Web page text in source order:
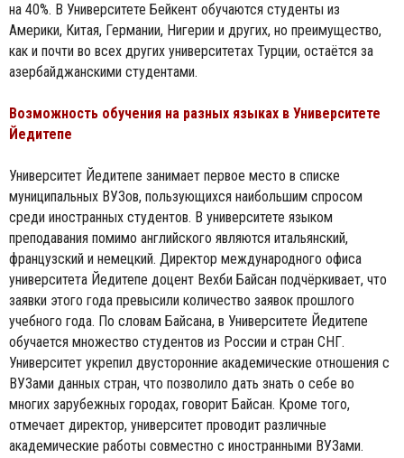
на 40%. В Университете Бейкент обучаются студенты из
Америки, Китая, Германии, Нигерии и других, но преимущество,
как и почти во всех других университетах Турции, остаётся за
азербайджанскими студентами.
Возможность обучения на разных языках в Университете
Йедитепе
Университет Йедитепе занимает первое место в списке
муниципальных ВУЗов, пользующихся наибольшим спросом
среди иностранных студентов. В университете языком
преподавания помимо английского являются итальянский,
французский и немецкий. Директор международного офиса
университета Йедитепе доцент Вехби Байсан подчёркивает, что
заявки этого года превысили количество заявок прошлого
учебного года. По словам Байсана, в Университете Йедитепе
обучается множество студентов из России и стран СНГ.
Университет укрепил двусторонние академические отношения с
ВУЗами данных стран, что позволило дать знать о себе во
многих зарубежных городах, говорит Байсан. Кроме того,
отмечает директор, университет проводит различные
академические работы совместно с иностранными ВУЗами.